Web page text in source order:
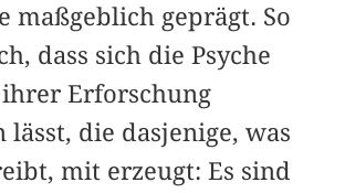
maßgeblich geprägt. So
dass sich die Psyche
Erforschung
lässt, die dasjenige, was
mit erzeugt: Es sind